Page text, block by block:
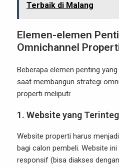
Terbaik di Malang
Elemen-elemen
Omnichannel
Beberapa elemen penting
saat membangun strategi
properti meliputi:
1. Website yang
Website properti harus
bagi calon pembeli. Website
responsif (bisa diakses